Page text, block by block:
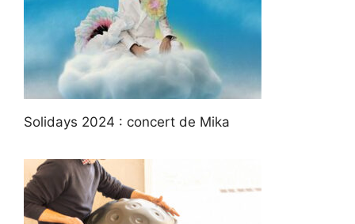
Solidays 2024 : concert de Mika